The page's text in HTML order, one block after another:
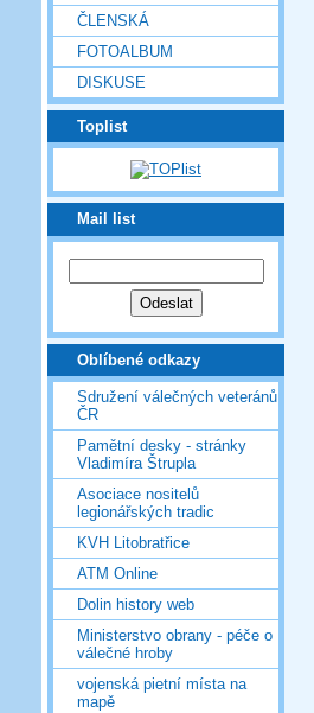
ČLENSKÁ
FOTOALBUM
DISKUSE
Toplist
Mail list
Oblíbené odkazy
Sdružení válečných veteránů
ČR
Pamětní desky - stránky
Vladimíra Štrupla
Asociace nositelů
legionářských tradic
KVH Litobratřice
ATM Online
Dolin history web
Ministerstvo obrany - péče o
válečné hroby
vojenská pietní místa na
mapě